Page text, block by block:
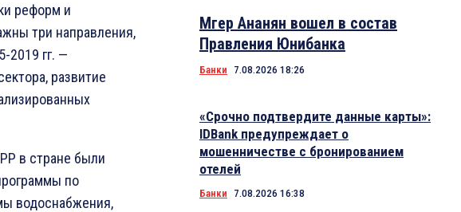
реформ и
три направления,
2019 гг. —
развитие
в стране были
по
водоснабжения,
Мгер Ананян вошел в состав
Правления Юнибанка
Банки 7.08.2026 18:26
«Срочно подтвердите данные карты»:
IDBank предупреждает о
мошенничестве с бронированием
отелей
Банки 7.08.2026 16:38